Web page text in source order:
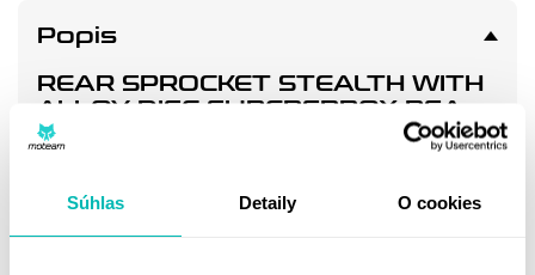
Súhlas Detaily O cookies
Popis
REAR SPROCKET STEALTH WITH
ALLOY DISC SUPERSPROX RSA-
737_530:40-SLV STRIEBORNÁ